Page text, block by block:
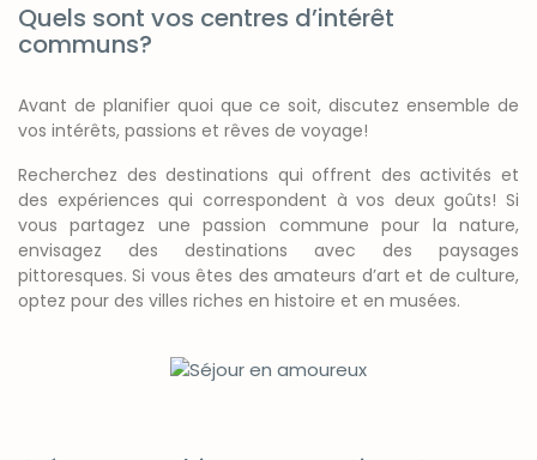
Quels sont vos centres d’intérêt
communs?
Avant de planifier quoi que ce soit, discutez ensemble de
vos intérêts, passions et rêves de voyage!
Recherchez des destinations qui offrent des activités et
des expériences qui correspondent à vos deux goûts! Si
vous partagez une passion commune pour la nature,
envisagez des destinations avec des paysages
pittoresques. Si vous êtes des amateurs d’art et de culture,
optez pour des villes riches en histoire et en musées.